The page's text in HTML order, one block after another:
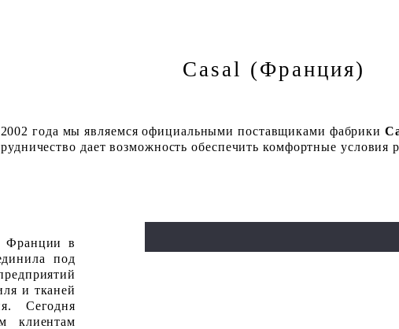
Casal (Франция)
года мы являемся официальными поставщиками фабрики
дает возможность обеспечить комфортные условия
Франции в
под
и тканей
Сегодня
клиентам